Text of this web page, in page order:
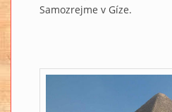
Samozrejme v Gíze.